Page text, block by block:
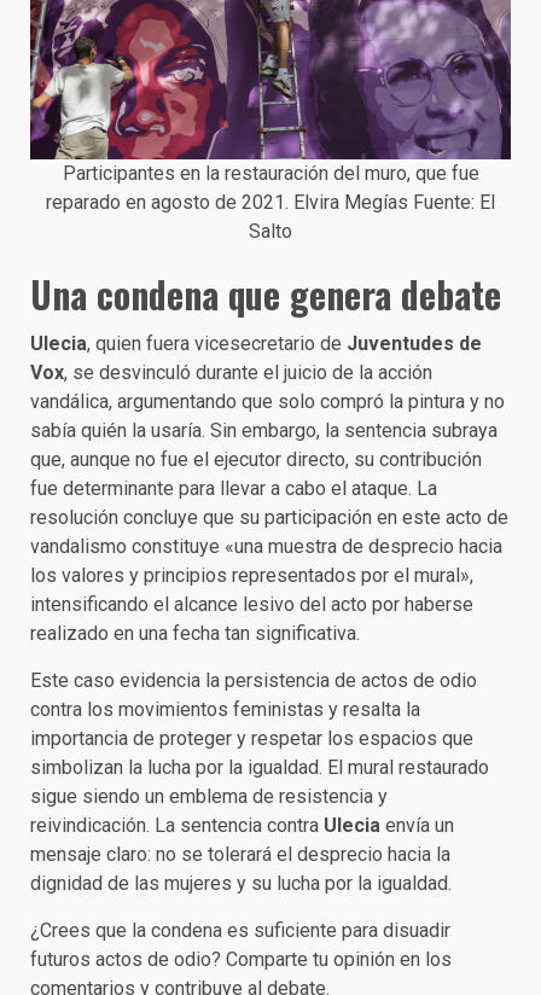
Participantes en la restauración del muro, que fue
reparado en agosto de 2021. Elvira Megías Fuente: El
Salto
Una condena que genera debate
Ulecia, quien fuera vicesecretario de Juventudes de
Vox, se desvinculó durante el juicio de la acción
vandálica, argumentando que solo compró la pintura y no
sabía quién la usaría. Sin embargo, la sentencia subraya
que, aunque no fue el ejecutor directo, su contribución
fue determinante para llevar a cabo el ataque. La
resolución concluye que su participación en este acto de
vandalismo constituye «una muestra de desprecio hacia
los valores y principios representados por el mural»,
intensificando el alcance lesivo del acto por haberse
realizado en una fecha tan significativa.
Este caso evidencia la persistencia de actos de odio
contra los movimientos feministas y resalta la
importancia de proteger y respetar los espacios que
simbolizan la lucha por la igualdad. El mural restaurado
sigue siendo un emblema de resistencia y
reivindicación. La sentencia contra Ulecia envía un
mensaje claro: no se tolerará el desprecio hacia la
dignidad de las mujeres y su lucha por la igualdad.
¿Crees que la condena es suficiente para disuadir
futuros actos de odio? Comparte tu opinión en los
comentarios y contribuye al debate.